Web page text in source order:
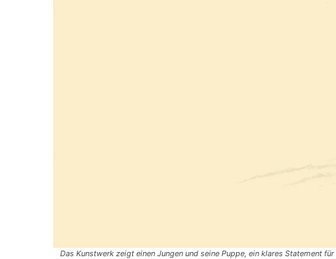
Das Kunstwerk zeigt einen Jungen und seine Puppe, ein klares Statement